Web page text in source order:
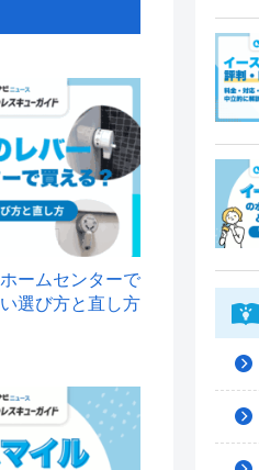
ームセンターで
選び方と直し方